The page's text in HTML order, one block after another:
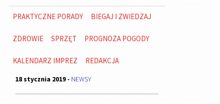
PRAKTYCZNE PORADY BIEGAJ I ZWIEDZAJ
ZDROWIE SPRZĘT PROGNOZA POGODY
KALENDARZ IMPREZ REDAKCJA
18 stycznia 2019 - NEWSY